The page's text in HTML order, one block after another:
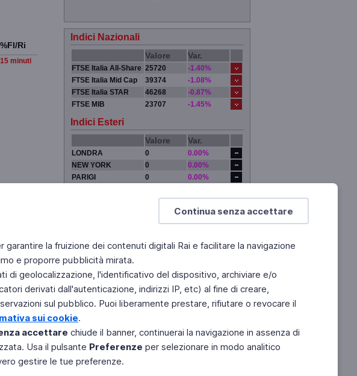
Continua senza accettare
la fruizione dei contenuti digitali Rai e facilitare la navigazione
e proporre pubblicità mirata.
di geolocalizzazione, l'identificativo del dispositivo, archiviare e/o
derivati dall'autenticazione, indirizzi IP, etc) al fine di creare,
sul pubblico. Puoi liberamente prestare, rifiutare o revocare il
sui cookie.
accettare chiude il banner, continuerai la navigazione in assenza di
Usa il pulsante Preferenze per selezionare in modo analitico
gestire le tue preferenze.
%Fl/Ri
minuti
Indici Nazionali
Valore Var.
FTSE Italia All-Share 25720
-1.40%
FTSE Italia Mid Cap
39374
-1.08%
FTSE Italia STAR
46268
-0.87%
FTSE MIB
23707 -1.45%
Indici Esteri
Valore Var.
LONDRA 0
0.00%
NEW YORK
0
0.00%
PARIGI
0
0.00%
Siamo